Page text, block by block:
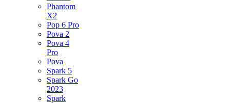
Phantom
X2
Pop 6 Pro
Pova 2
Pova 4
Pro
Pova
Spark 5
Spark Go
2023
Spark